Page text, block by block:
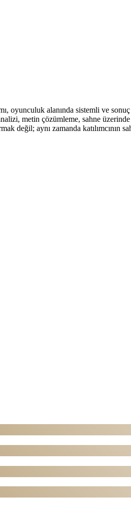
oyunculuk alanında sistemli ve
metin çözümleme, sahne
değil; aynı zamanda